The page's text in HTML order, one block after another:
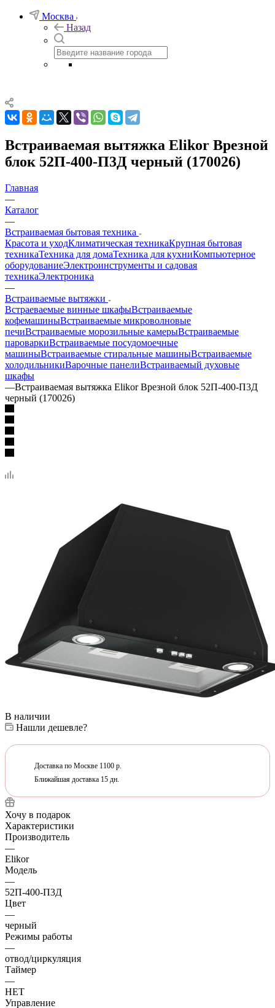
Москва
Назад
Встраиваемая вытяжка Elikor Врезной
блок 52П-400-П3Д черный (170026)
Главная
—
Каталог
—
Встраиваемая бытовая техника
Красота и уходКлиматическая техникаКрупная бытовая
техникаТехника для домаТехника для кухниКомпьютерное
оборудованиеЭлектроинструменты и садовая
техникаЭлектроника
—
Встраиваемые вытяжки
Встраеваемые винные шкафыВстраиваемые
кофемашиныВстраиваемые микроволновые
печиВстраиваемые морозильные камерыВстраиваемые
пароваркиВстраиваемые посудомоечные
машиныВстраиваемые стиральные машиныВстраиваемые
холодильникиВарочные панелиВстраиваемый духовые
шкафы
—Встраиваемая вытяжка Elikor Врезной блок 52П-400-П3Д
черный (170026)
В наличии
Нашли дешевле?
Доставка по Москве 1100 р.
Ближайшая доставка 15 дн.
Хочу в подарок
Характеристики
Производитель
—
Elikor
Модель
—
52П-400-П3Д
Цвет
—
черный
Режимы работы
—
отвод/циркуляция
Таймер
—
НЕТ
Управление